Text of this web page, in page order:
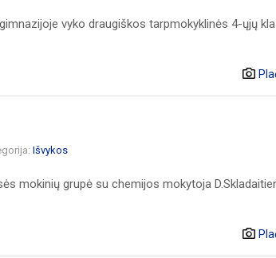
vyko draugiškos tarpmokyklinės 4-ųjų
Išvykos
mokinių grupė su chemijos mokytoja